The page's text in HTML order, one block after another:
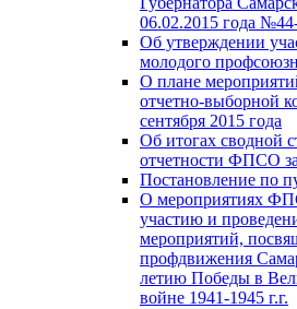
06.02.2015 года
Об утверждении
молодого
О плане
отчетно-выборной
сентября 2015 года
Об итогах сводной
отчетности ФПСО
Постановление по
О мероприятиях
участию и
мероприятий,
профдвижения
летию Победы в
войне 1941-1945 г.г.